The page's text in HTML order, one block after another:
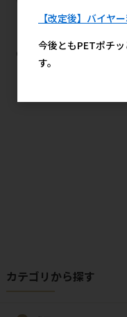
［デビフペット］牛肉ミンチ
65g
カテゴリから探す
【改定後】バイヤ
今後ともPETポチ
す。